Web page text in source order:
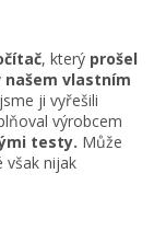
, který prošel
našem vlastním
ji vyřešili
výrobcem
testy. Může
však nijak